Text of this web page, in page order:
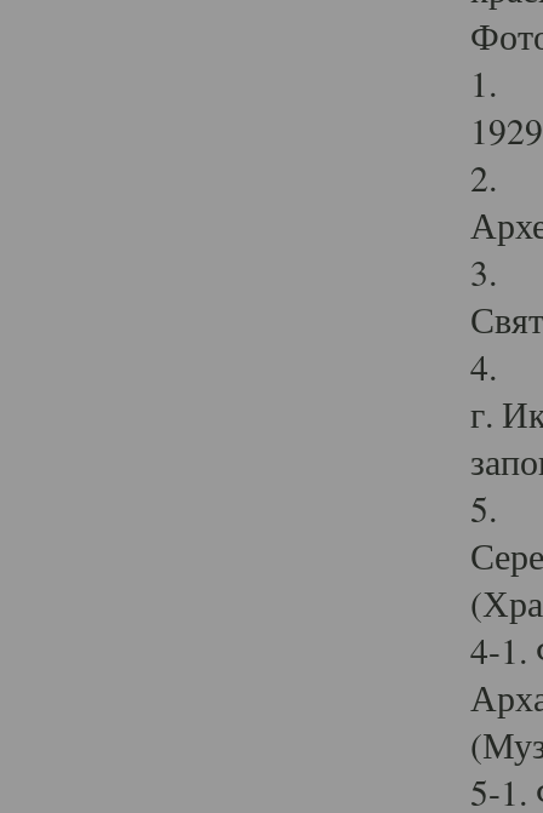
1.
2.
3.
4.
г.
5.
4-1.
5-1.